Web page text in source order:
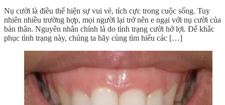
Nụ cười là điều thể hiện sự vui vẻ, tích cực trong cuộc sống. Tuy
nhiên nhiều trường hợp, mọi người lại trở nên e ngại với nụ cười của
bản thân. Nguyên nhân chính là do tình trạng cười hở lợi. Để khắc
phục tình trạng này, chúng ta hãy cùng tìm hiểu các […]